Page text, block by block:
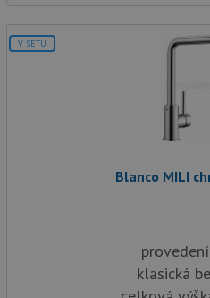
V SETU
Blanco MILI
klasická